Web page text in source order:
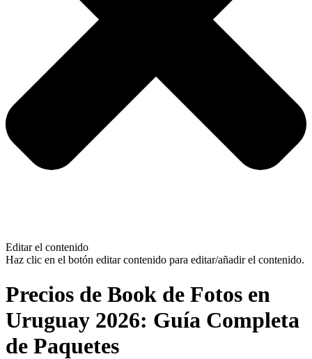
Editar el contenido
Haz clic en el botón editar contenido para editar/añadir el contenido.
Precios de Book de Fotos en
Uruguay 2026: Guía Completa
de Paquetes